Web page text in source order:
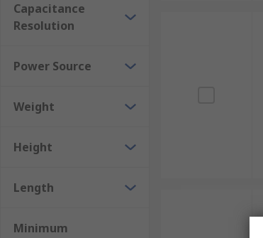
Capacitance
Resolution
Power Source
Weight
Height
Length
Minimum